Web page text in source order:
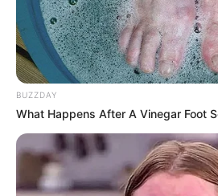
BUZZDAY
What Happens After A Vinegar Foot